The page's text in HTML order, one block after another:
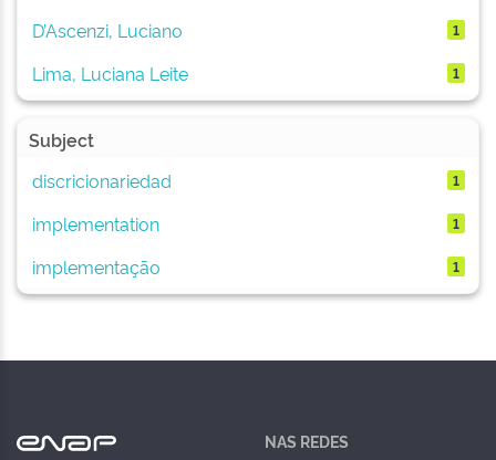
D’Ascenzi, Luciano 1
Lima, Luciana Leite 1
Subject
discricionariedad
1
implementation 1
implementação 1
NAS REDES